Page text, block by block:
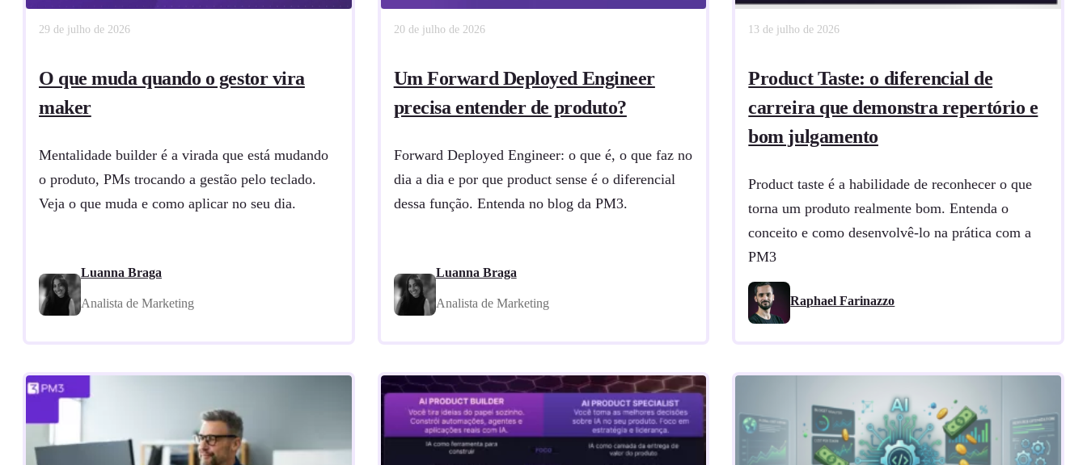
29 de julho de 2026
O que muda quando o gestor vira
maker
Mentalidade builder é a virada que está mudando
o produto, PMs trocando a gestão pelo teclado.
Veja o que muda e como aplicar no seu dia.
Luanna Braga
Analista de Marketing
20 de julho de 2026
Um Forward Deployed Engineer
precisa entender de produto?
Forward Deployed Engineer: o que é, o que faz no
dia a dia e por que product sense é o diferencial
dessa função. Entenda no blog da PM3.
Luanna Braga
Analista de Marketing
13 de julho de 2026
Product Taste: o diferencial de
carreira que demonstra repertório e
bom julgamento
Product taste é a habilidade de reconhecer o que
torna um produto realmente bom. Entenda o
conceito e como desenvolvê-lo na prática com a
PM3
Raphael Farinazzo